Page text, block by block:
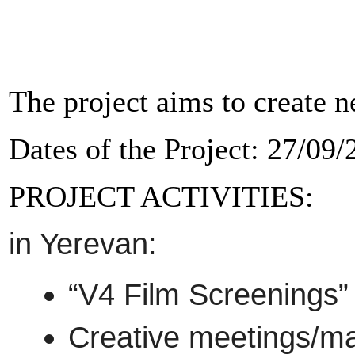
The project aims to create
Dates of the Project: 27/
PROJECT ACTIVITIES:
in Yerevan:
“V4 Film
Creative meetings/